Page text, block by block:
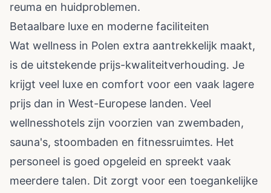
reuma en huidproblemen.
Betaalbare luxe en moderne faciliteiten
Wat wellness in Polen extra aantrekkelijk maakt,
is de uitstekende prijs-kwaliteitverhouding. Je
krijgt veel luxe en comfort voor een vaak lagere
prijs dan in West-Europese landen. Veel
wellnesshotels zijn voorzien van zwembaden,
sauna's, stoombaden en fitnessruimtes. Het
personeel is goed opgeleid en spreekt vaak
meerdere talen. Dit zorgt voor een toegankelijke